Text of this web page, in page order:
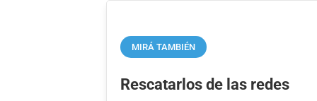
MIRÁ TAMBIÉN
Rescatarlos de las redes